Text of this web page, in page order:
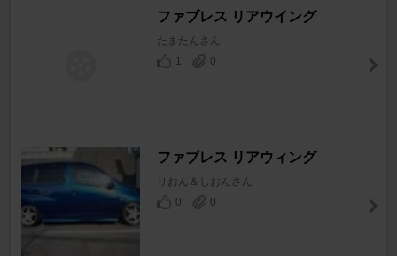
ファブレス リアウイング
たまたんさん
1
0
ファブレス リアウィング
りおん＆しおんさん
0
0